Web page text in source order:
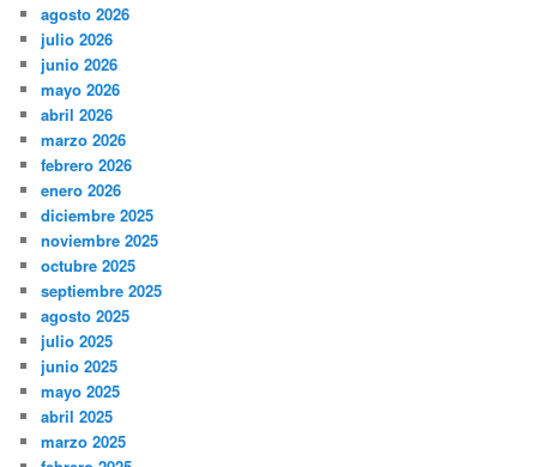
agosto 2026
julio 2026
junio 2026
mayo 2026
abril 2026
marzo 2026
febrero 2026
enero 2026
diciembre 2025
noviembre 2025
octubre 2025
septiembre 2025
agosto 2025
julio 2025
junio 2025
mayo 2025
abril 2025
marzo 2025